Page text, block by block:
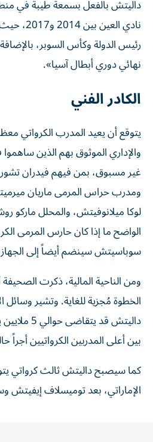
داليتش بالفعل بسمعة طيبة في
نادي
رئيس الدولة وكأس السوبر،
نهائي دوري أبطال آسيا».
الكادر الفني
يتوقع أن يعيد المدرب الكرواتي
والإداري الموثوق بهم الذين
غير مسبوق، بمن فيهم فيدران
ومدرب حراس المرمى ماريان
لوكا ميلانوفيتش، والمحلل ماركو
الواضح ما إذا كان حارس المرمى
سوباسيتش سينضم أيضاً إلى الجهاز
ومن الناحية المالية، ذكرت
الخطوة مُجزية للغاية. وتشير وسائل
داليتش قد
بين أعلى المدربين الكرواتيين أجراً
كما سيصبح داليتش ثالث كرواتي
الإماراتي، بعد توميسلاف